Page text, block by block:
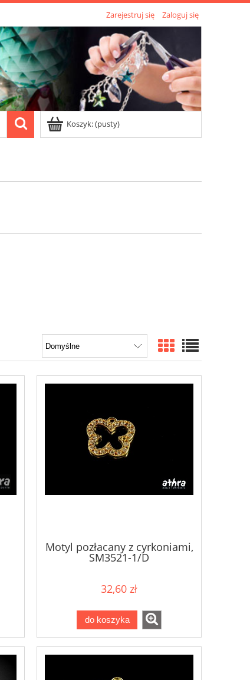
Zarejestruj się Zaloguj się
Koszyk:(pusty)
Motyl pozłacany z cyrkoniami,
SM3521-1/D
32,60 zł
do koszyka